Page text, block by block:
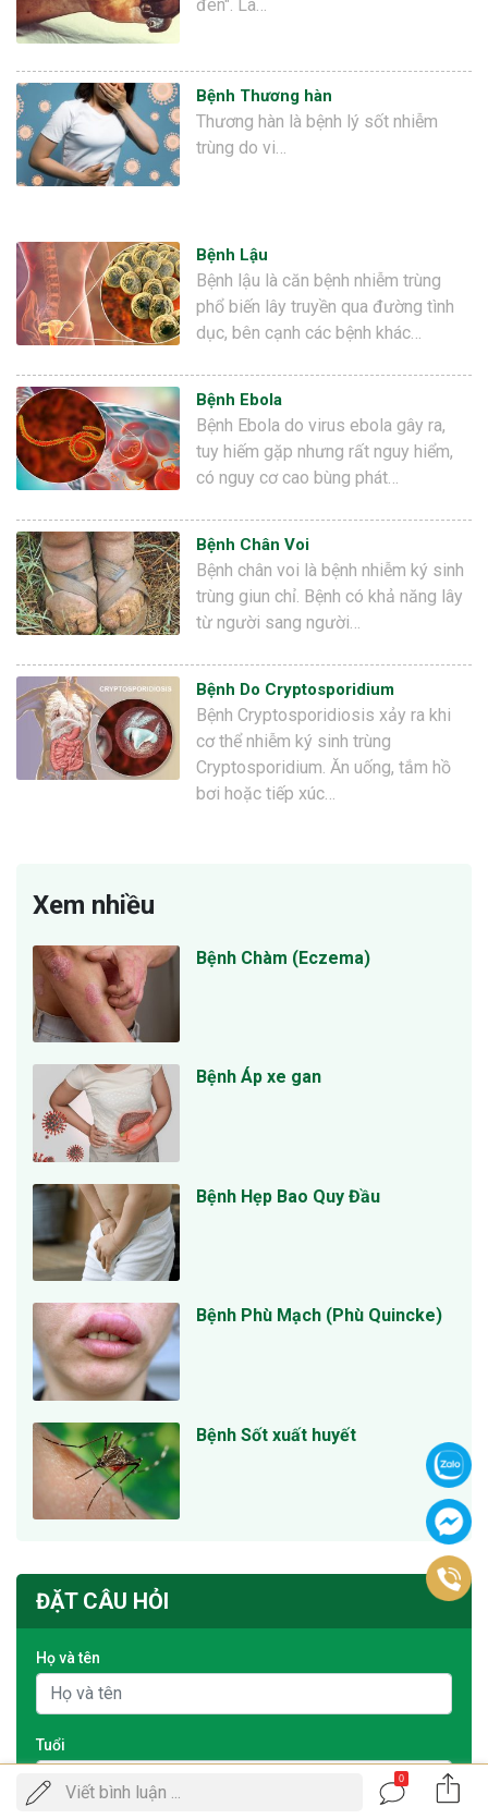
đen". Là…
Bệnh Thương hàn
Thương hàn là bệnh lý sốt nhiễm
trùng do vi…
Bệnh Lậu
Bệnh lậu là căn bệnh nhiễm trùng
phổ biến lây truyền qua đường tình
dục, bên cạnh các bệnh khác…
Bệnh Ebola
Bệnh Ebola do virus ebola gây ra,
tuy hiếm gặp nhưng rất nguy hiểm,
có nguy cơ cao bùng phát…
Bệnh Chân Voi
Bệnh chân voi là bệnh nhiễm ký sinh
trùng giun chỉ. Bệnh có khả năng lây
từ người sang người…
Bệnh Do Cryptosporidium
Bệnh Cryptosporidiosis xảy ra khi
cơ thể nhiễm ký sinh trùng
Cryptosporidium. Ăn uống, tắm hồ
bơi hoặc tiếp xúc…
Xem nhiều
Bệnh Chàm (Eczema)
Bệnh Áp xe gan
Bệnh Hẹp Bao Quy Đầu
Bệnh Phù Mạch (Phù Quincke)
Bệnh Sốt xuất huyết
ĐẶT CÂU HỎI
Họ và tên
Tuổi
Viết bình luận ...
0
Gọi
ĐẶT LỊCH KHÁM